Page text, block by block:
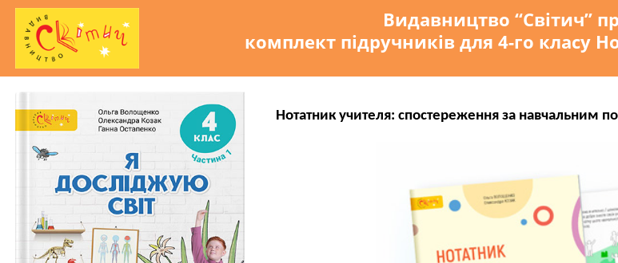
Видавництво “Світич”
комплект підручників для 4-го класу
Нотатник учителя: спостереження за навчальним